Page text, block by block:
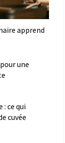
apprend
une
: ce qui
cuvée